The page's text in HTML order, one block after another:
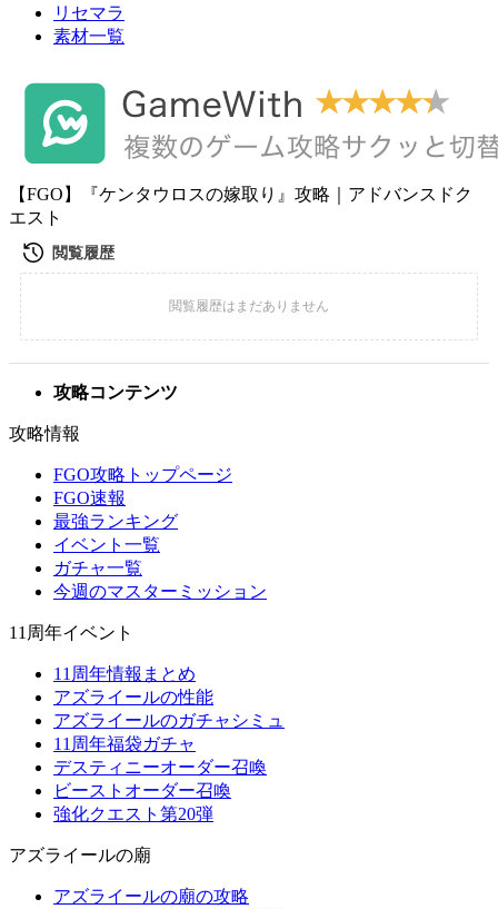
リセマラ
素材一覧
【FGO】『ケンタウロスの嫁取り』攻略｜アドバンスドク
エスト
攻略コンテンツ
攻略情報
FGO攻略トップページ
FGO速報
最強ランキング
イベント一覧
ガチャ一覧
今週のマスターミッション
11周年イベント
11周年情報まとめ
アズライールの性能
アズライールのガチャシミュ
11周年福袋ガチャ
デスティニーオーダー召喚
ビーストオーダー召喚
強化クエスト第20弾
アズライールの廟
アズライールの廟の攻略